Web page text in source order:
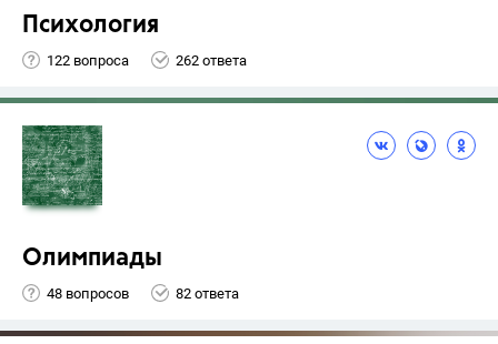
Психология
122 вопроса 262 ответа
Олимпиады
48 вопросов 82 ответа